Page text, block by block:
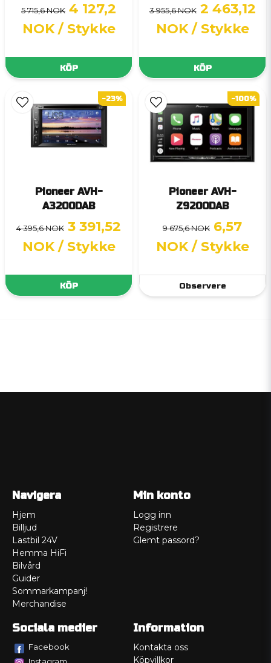
5 715,6 NOK 4 127,2
NOK / Stykke
KÖP
3 955,6 NOK 2 463,12
NOK / Stykke
KÖP
Pioneer AVH-
A3200DAB
4 395,6 NOK 3 391,52
NOK / Stykke
KÖP
-23%
Pioneer AVH-
Z9200DAB
9 675,6 NOK 6,57
NOK / Stykke
Observere
-100%
Navigera
Hjem
Billjud
Lastbil 24V
Hemma HiFi
Bilvård
Guider
Sommarkampanj!
Merchandise
Min konto
Logg inn
Registrere
Glemt passord?
Sociala medier
Facebook
Information
Kontakta oss
Köpvillkor